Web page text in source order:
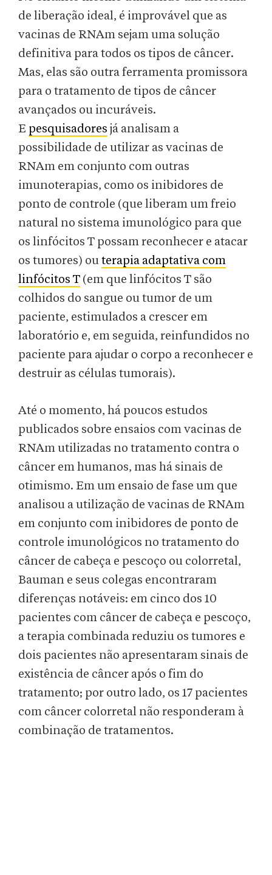
de liberação ideal, é improvável que as
vacinas de RNAm sejam uma solução
definitiva para todos os tipos de câncer.
Mas, elas são outra ferramenta promissora
para o tratamento de tipos de câncer
avançados ou incuráveis.
E pesquisadores já analisam a
possibilidade de utilizar as vacinas de
RNAm em conjunto com outras
imunoterapias, como os inibidores de
ponto de controle (que liberam um freio
natural no sistema imunológico para que
os linfócitos T possam reconhecer e atacar
os tumores) outerapia adaptativa com
linfócitos T (em que linfócitos T são
colhidos do sangue ou tumor de um
paciente, estimulados a crescer em
laboratório e, em seguida, reinfundidos no
paciente para ajudar o corpo a reconhecer e
destruir as células tumorais).
Até o momento, há poucos estudos
publicados sobre ensaios com vacinas de
RNAm utilizadas no tratamento contra o
câncer em humanos, mas há sinais de
otimismo. Em um ensaio de fase um que
analisou a utilização de vacinas de RNAm
em conjunto com inibidores de ponto de
controle imunológicos no tratamento do
câncer de cabeça e pescoço ou colorretal,
Bauman e seus colegas encontraram
diferenças notáveis: em cinco dos 10
pacientes com câncer de cabeça e pescoço,
a terapia combinada reduziu os tumores e
dois pacientes não apresentaram sinais de
existência de câncer após o fim do
tratamento; por outro lado, os 17 pacientes
com câncer colorretal não responderam à
combinação de tratamentos.